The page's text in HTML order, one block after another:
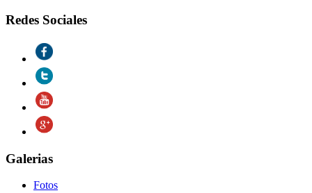
Redes Sociales
Galerias
Fotos